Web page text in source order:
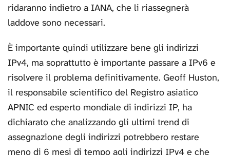
ridaranno indietro a IANA, che li riassegnerà
laddove sono necessari.
È importante quindi utilizzare bene gli indirizzi
IPv4, ma soprattutto è importante passare a IPv6 e
risolvere il problema definitivamente. Geoff Huston,
il responsabile scientifico del Registro asiatico
APNIC ed esperto mondiale di indirizzi IP, ha
dichiarato che analizzando gli ultimi trend di
assegnazione degli indirizzi potrebbero restare
meno di 6 mesi di tempo agli indirizzi IPv4 e che